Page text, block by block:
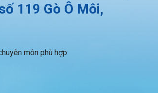
119 Gò Ô Môi,
môn phù hợp